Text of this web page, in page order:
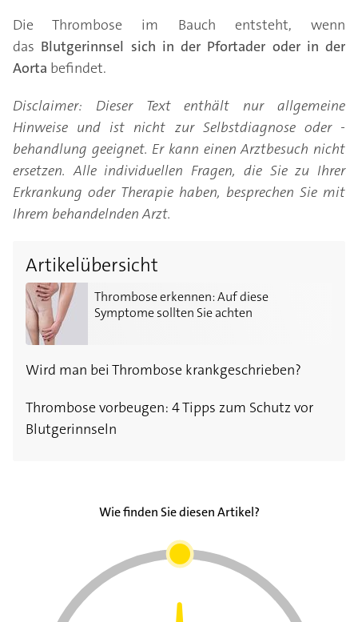
Die Thrombose im Bauch entsteht, wenn
das Blutgerinnsel sich in der Pfortader oder in der
Aorta befindet.
Disclaimer: Dieser Text enthält nur allgemeine
Hinweise und ist nicht zur Selbstdiagnose oder -
behandlung geeignet. Er kann einen Arztbesuch nicht
ersetzen. Alle individuellen Fragen, die Sie zu Ihrer
Erkrankung oder Therapie haben, besprechen Sie mit
Ihrem behandelnden Arzt.
Artikelübersicht
Thrombose erkennen: Auf diese
Symptome sollten Sie achten
Thrombose erkennen: Auf diese Symptome sollten
Wird man bei Thrombose krankgeschrieben?
Thrombose vorbeugen: 4 Tipps zum Schutz vor
Blutgerinnseln
Wie finden Sie diesen Artikel?